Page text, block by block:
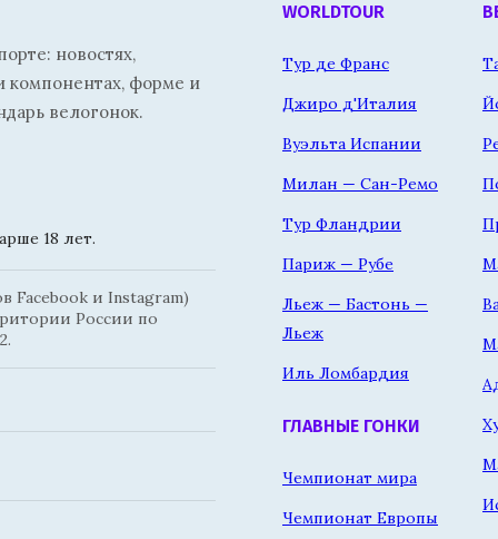
новостях,
компонентах, форме и
велогонок.
18 лет.
Facebook и Instagram)
России по
WORLDTOUR
Тур де Франс
Джиро д'Италия
Вуэльта Испании
Милан — Сан-Ремо
Тур Фландрии
Париж — Рубе
Льеж — Бастонь —
Льеж
Иль Ломбардия
ГЛАВНЫЕ ГОНКИ
Чемпионат мира
Чемпионат Европы